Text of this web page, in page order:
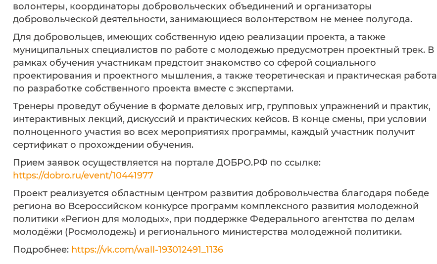
волонтеры, координаторы добровольческих объединений и организаторы
добровольческой деятельности, занимающиеся волонтерством не менее полугода.
Для добровольцев, имеющих собственную идею реализации проекта, а также
муниципальных специалистов по работе с молодежью предусмотрен проектный трек. В
рамках обучения участникам предстоит знакомство со сферой социального
проектирования и проектного мышления, а также теоретическая и практическая работа
по разработке собственного проекта вместе с экспертами.
Тренеры проведут обучение в формате деловых игр, групповых упражнений и практик,
интерактивных лекций, дискуссий и практических кейсов. В конце смены, при условии
полноценного участия во всех мероприятиях программы, каждый участник получит
сертификат о прохождении обучения.
Прием заявок осуществляется на портале ДОБРО.РФ по ссылке:
https://dobro.ru/event/10441977
Проект реализуется областным центром развития добровольчества благодаря победе
региона во Всероссийском конкурсе программ комплексного развития молодежной
политики «Регион для молодых», при поддержке Федерального агентства по делам
молодёжи (Росмолодежь) и регионального министерства молодежной политики.
Подробнее: https://vk.com/wall-193012491_1136